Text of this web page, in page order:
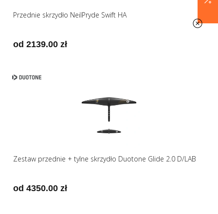
Przednie skrzydło NeilPryde Swift HA
od 2139.00 zł
Zestaw przednie + tylne skrzydło Duotone Glide 2.0 D/LAB
od 4350.00 zł